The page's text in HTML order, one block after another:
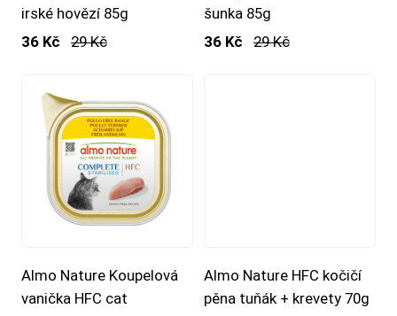
irské hovězí 85g
36 Kč
29 Kč
šunka 85g
36 Kč
29 Kč
Almo Nature Koupelová
vanička HFC cat
Almo Nature HFC kočičí
pěna tuňák + krevety 70g